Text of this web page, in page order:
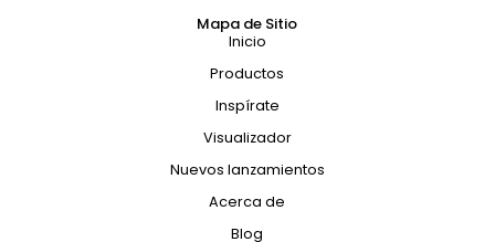
Mapa de Sitio
Inicio
Productos
Inspírate
Visualizador
Nuevos lanzamientos
Acerca de
Blog